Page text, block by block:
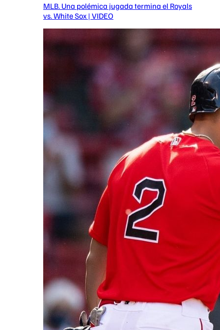
MLB. Una polémica jugada termina el Royals
vs. White Sox | VIDEO